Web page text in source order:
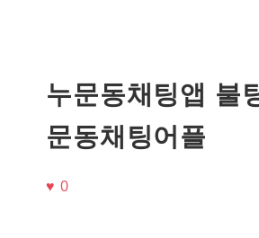
누문동채팅앱 불
문동채팅어플
♥ 0